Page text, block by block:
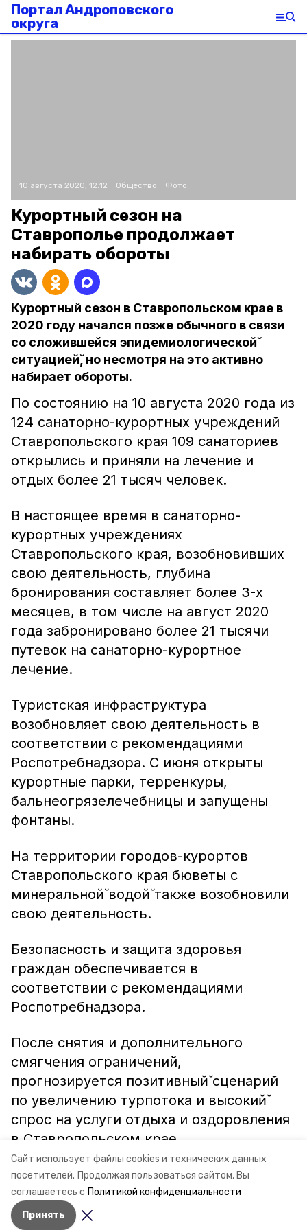
Сайт использует файлы cookies и технических данных
посетителей. Продолжая пользоваться сайтом, Вы
соглашаетесь с Политикой конфиденциальности
Принять
Портал Андроповского
округа
10 августа 2020, 12:12 Общество Фото:
Курортный сезон на
Ставрополье продолжает
набирать обороты
Курортный сезон в Ставропольском крае в
2020 году начался позже обычного в связи
со сложившейся эпидемиологической̆
ситуацией̆, но несмотря на это активно
набирает обороты.
По состоянию на 10 августа 2020 года из
124 санаторно-курортных учреждений
Ставропольского края 109 санаториев
открылись и приняли на лечение и
отдых более 21 тысяч человек.
В настоящее время в санаторно-
курортных учреждениях
Ставропольского края, возобновивших
свою деятельность, глубина
бронирования составляет более 3-х
месяцев, в том числе на август 2020
года забронировано более 21 тысячи
путевок на санаторно-курортное
лечение.
Туристская инфраструктура
возобновляет свою деятельность в
соответствии с рекомендациями
Роспотребнадзора. С июня открыты
курортные парки, терренкуры,
бальнеогрязелечебницы и запущены
фонтаны.
На территории городов-курортов
Ставропольского края бюветы с
минеральной̆ водой̆ также возобновили
свою деятельность.
Безопасность и защита здоровья
граждан обеспечивается в
соответствии с рекомендациями
Роспотребнадзора.
После снятия и дополнительного
смягчения ограничений,
прогнозируется позитивный̆ сценарий
по увеличению турпотока и высокий̆
спрос на услуги отдыха и оздоровления
в Ставропольском крае.
Информация: минтуризма Ставрополья
Авторы: Сергей Пархисенко